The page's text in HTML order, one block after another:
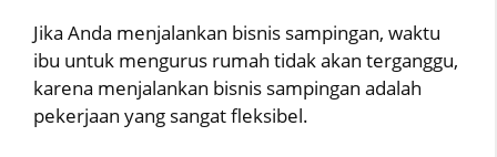
Jika Anda menjalankan bisnis sampingan, waktu
ibu untuk mengurus rumah tidak akan terganggu,
karena menjalankan bisnis sampingan adalah
pekerjaan yang sangat fleksibel.